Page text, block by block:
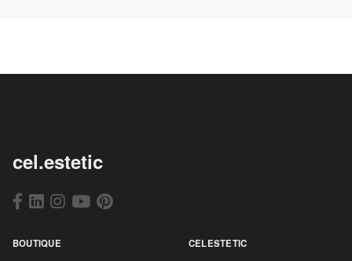
cel.estetic
BOUTIQUE CELESTETIC